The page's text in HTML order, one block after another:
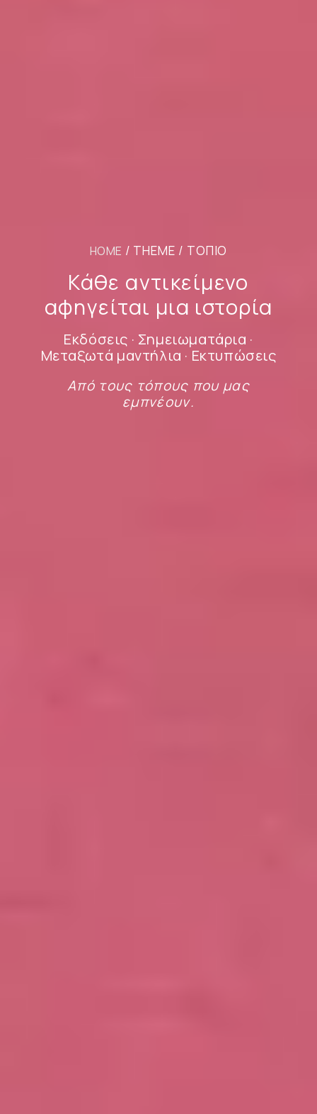
HOME / THEME / ΤΟΠΊΟ
Κάθε αντικείμενο
αφηγείται μια ιστορία
Εκδόσεις · Σημειωματάρια ·
Μεταξωτά μαντήλια · Εκτυπώσεις
Από τους τόπους που μας
εμπνέουν.